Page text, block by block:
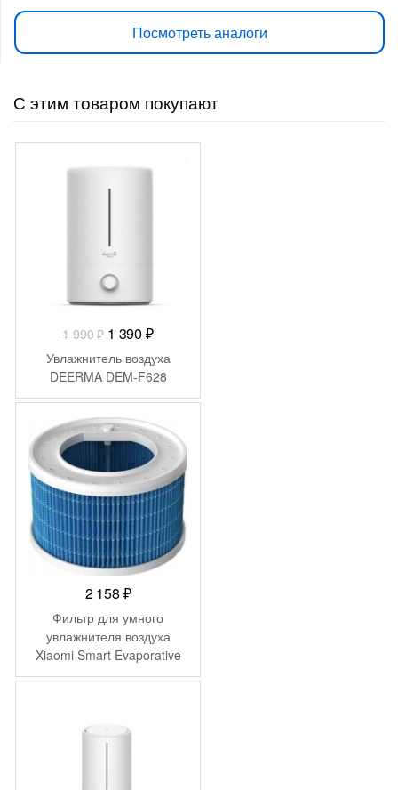
цена
составляла
1
990 ₽.
цена:
1
290 ₽.
Посмотреть аналоги
С этим товаром покупают
-
1 990₽ Первоначальная
цена
составляла
1
990 ₽.
1 390 ₽Текущая
цена:
1
390 ₽.
Увлажнитель воздуха
DEERMA DEM-F628
2 158 ₽
Фильтр для умного
увлажнителя воздуха
Xiaomi Smart Evaporative
Humidifier Filter